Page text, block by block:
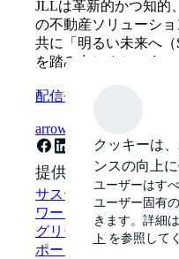
JLLは革新的かつ知的
の不動産ソリューシ
共に「明るい未来へ（
を踏み出しましょう。
配信登録
arrow_forward
提供サービス
サステナビリティ・
ワークプレイス・コン
グリーンビルディン
ポートフォリオマネジ
クッキーは
ンスの向上
ユーザーはす
ユーザー固有
きます。詳細
ト を参照して